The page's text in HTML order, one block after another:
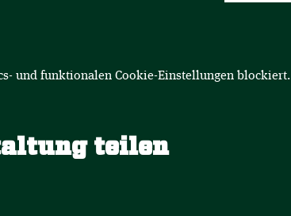
und funktionalen Cookie-Einstellungen blockiert.
teilen